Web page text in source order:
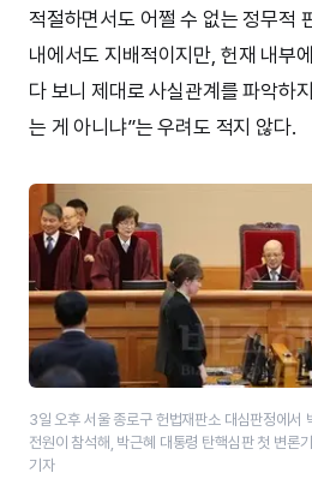
적절하면서도 어쩔 수 없는 정무적
내에서도 지배적이지만, 헌재 내부
다 보니 제대로 사실관계를 파악하
는 게 아니냐”는 우려도 적지 않다.
3일 오후 서울 종로구 헌법재판소 대심판정에서
전원이 참석해, 박근혜 대통령 탄핵심판 첫 변론
기자